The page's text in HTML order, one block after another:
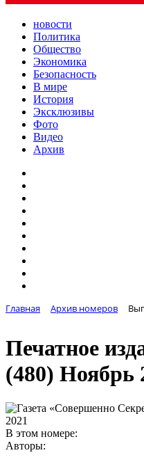
новости
Политика
Общество
Экономика
Безопасность
В мире
История
Эксклюзивы
Фото
Видео
Архив
Главная Архив номеров
Печатное
(480) Ноябрь
В этом номере:
Авторы: